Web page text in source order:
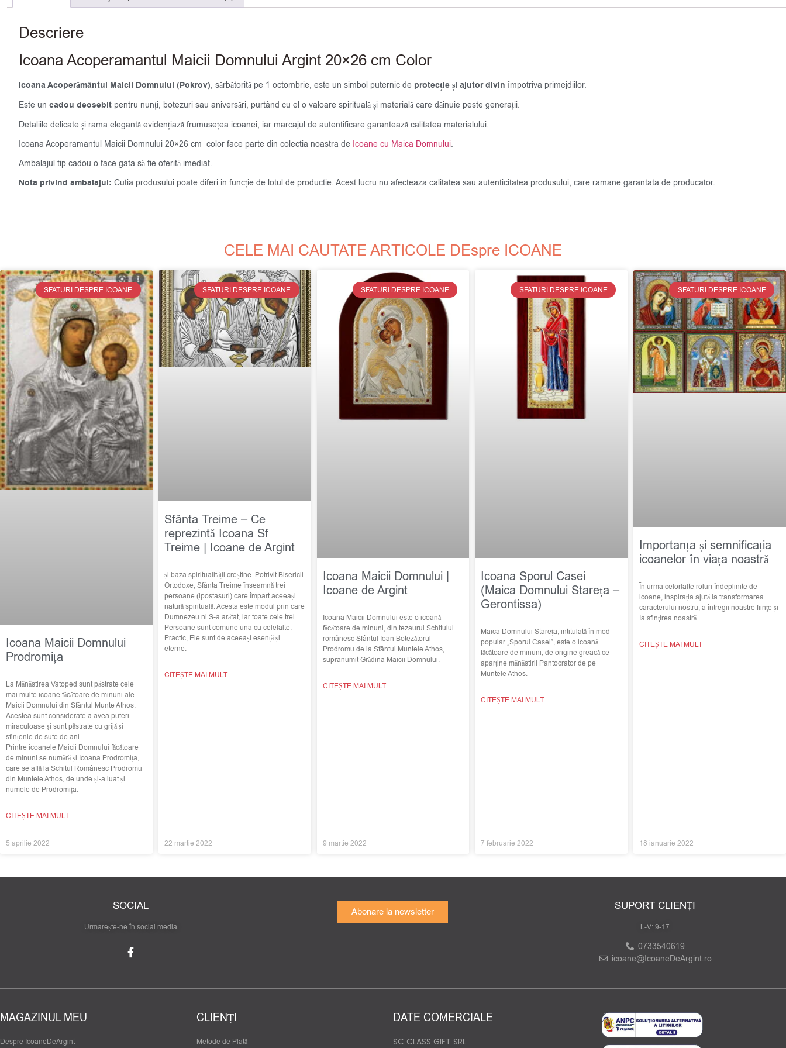
Descriere
Icoana Acoperamantul Maicii Domnului Argint 20×26 cm Color
Icoana Acoperământul Maicii Domnului (Pokrov), sărbătorită pe 1 octombrie, este un simbol puternic de protecție și ajutor divin împotriva primejdiilor.
Este un cadou deosebit pentru nunți, botezuri sau aniversări, purtând cu el o valoare spirituală și materială care dăinuie peste generații.
Detaliile delicate și rama elegantă evidențiază frumusețea icoanei, iar marcajul de autentificare garantează calitatea materialului.
Icoana Acoperamantul Maicii Domnului 20×26 cm color face parte din colectia noastra de Icoane cu Maica Domnului.
Ambalajul tip cadou o face gata să fie oferită imediat.
Nota privind ambalajul: Cutia produsului poate diferi in funcție de lotul de productie. Acest lucru nu afecteaza calitatea sau autenticitatea produsului, care ramane garantata de producator.
CELE MAI CAUTATE ARTICOLE DEspre ICOANE
SFATURI DESPRE ICOANE
Icoana Maicii Domnului
Prodromița
La Mănăstirea Vatoped sunt păstrate cele
mai multe icoane făcătoare de minuni ale
Maicii Domnului din Sfântul Munte Athos.
Acestea sunt considerate a avea puteri
miraculoase și sunt păstrate cu grijă și
sfințenie de sute de ani.
Printre icoanele Maicii Domnului făcătoare
de minuni se numără și Icoana Prodromița,
care se află la Schitul Românesc Prodromu
din Muntele Athos, de unde și-a luat și
numele de Prodromița.
CITEȘTE MAI MULT
5 aprilie 2022
SFATURI DESPRE ICOANE
Sfânta Treime – Ce
reprezintă Icoana Sf
Treime | Icoane de Argint
și baza spiritualității creștine. Potrivit Bisericii
Ortodoxe, Sfânta Treime înseamnă trei
persoane (ipostasuri) care împart aceeași
natură spirituală. Acesta este modul prin care
Dumnezeu ni S-a arătat, iar toate cele trei
Persoane sunt comune una cu celelalte.
Practic, Ele sunt de aceeași esență și
eterne.
CITEȘTE MAI MULT
22 martie 2022
SFATURI DESPRE ICOANE
Icoana Maicii Domnului |
Icoane de Argint
Icoana Maicii Domnului este o icoană
făcătoare de minuni, din tezaurul Schitului
românesc Sfântul Ioan Botezătorul –
Prodromu de la Sfântul Muntele Athos,
supranumit Grădina Maicii Domnului.
CITEȘTE MAI MULT
9 martie 2022
SFATURI DESPRE ICOANE
Icoana Sporul Casei
(Maica Domnului Stareța –
Gerontissa)
Maica Domnului Stareța, intitulată în mod
popular „Sporul Casei”, este o icoană
făcătoare de minuni, de origine greacă ce
aparține mănăstirii Pantocrator de pe
Muntele Athos.
CITEȘTE MAI MULT
7 februarie 2022
SFATURI DESPRE ICOANE
Importanța și semnificația
icoanelor în viața noastră
În urma celorlalte roluri îndeplinite de
icoane, inspirația ajută la transformarea
caracterului nostru, a întregii noastre fiinţe și
Ia sfinţirea noastră.
CITEȘTE MAI MULT
18 ianuarie 2022
SOCIAL
Urmarește-ne în social media
Abonare la newsletter SUPORT CLIENȚI
L-V: 9-17
0733540619
icoane@IcoaneDeArgint.ro
MAGAZINUL MEU
Despre IcoaneDeArgint
CLIENȚI
Metode de Plată
DATE COMERCIALE
SC CLASS GIFT SRL